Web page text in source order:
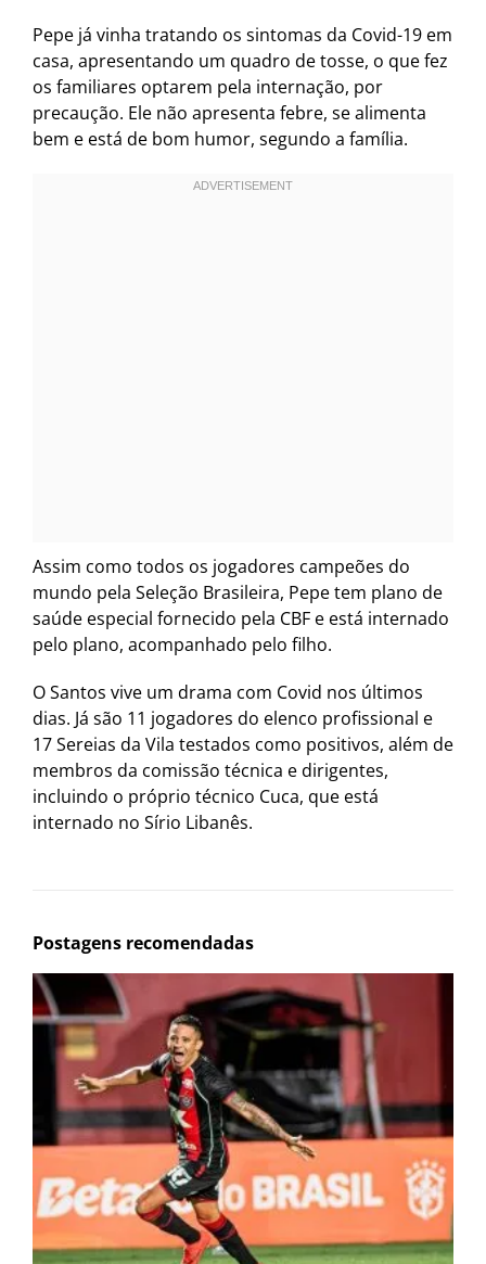
Pepe já vinha tratando os sintomas da Covid-19 em
casa, apresentando um quadro de tosse, o que fez
os familiares optarem pela internação, por
precaução. Ele não apresenta febre, se alimenta
bem e está de bom humor, segundo a família.
Assim como todos os jogadores campeões do
mundo pela Seleção Brasileira, Pepe tem plano de
saúde especial fornecido pela CBF e está internado
pelo plano, acompanhado pelo filho.
O Santos vive um drama com Covid nos últimos
dias. Já são 11 jogadores do elenco profissional e
17 Sereias da Vila testados como positivos, além de
membros da comissão técnica e dirigentes,
incluindo o próprio técnico Cuca, que está
internado no Sírio Libanês.
Postagens recomendadas